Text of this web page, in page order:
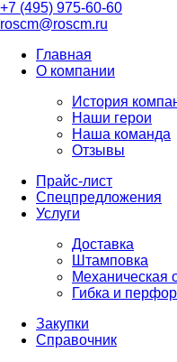
+7 (495) 975-60-60
roscm@roscm.ru
Главная
О компании
История
Наши герои
Наша команда
Отзывы
Прайс-лист
Спецпредложения
Услуги
Доставка
Штамповка
Механическая
Гибка и
Закупки
Справочник